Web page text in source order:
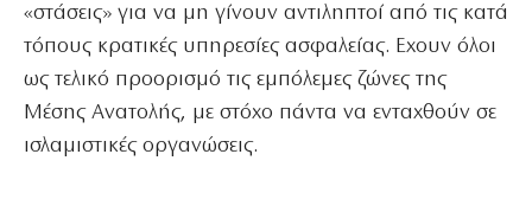
«στάσεις» για να μη γίνουν αντιληπτοί από τις κατά
τόπους κρατικές υπηρεσίες ασφαλείας. Εχουν όλοι
ως τελικό προορισμό τις εμπόλεμες ζώνες της
Μέσης Ανατολής, με στόχο πάντα να ενταχθούν σε
ισλαμιστικές οργανώσεις.